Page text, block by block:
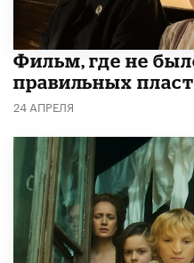
Фильм, где не
правильных
24 АПРЕЛЯ